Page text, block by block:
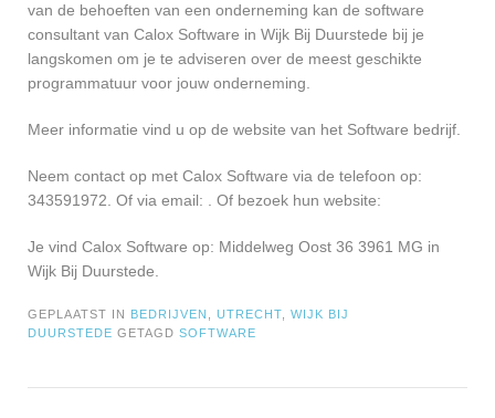
van de behoeften van een onderneming kan de software
consultant van Calox Software in Wijk Bij Duurstede bij je
langskomen om je te adviseren over de meest geschikte
programmatuur voor jouw onderneming.
Meer informatie vind u op de website van het Software bedrijf.
Neem contact op met Calox Software via de telefoon op:
343591972. Of via email:
. Of bezoek hun website:
Je vind Calox Software op: Middelweg Oost 36 3961 MG in
Wijk Bij Duurstede.
GEPLAATST IN BEDRIJVEN UTRECHT
WIJK BIJ
DUURSTEDE GETAGD SOFTWARE